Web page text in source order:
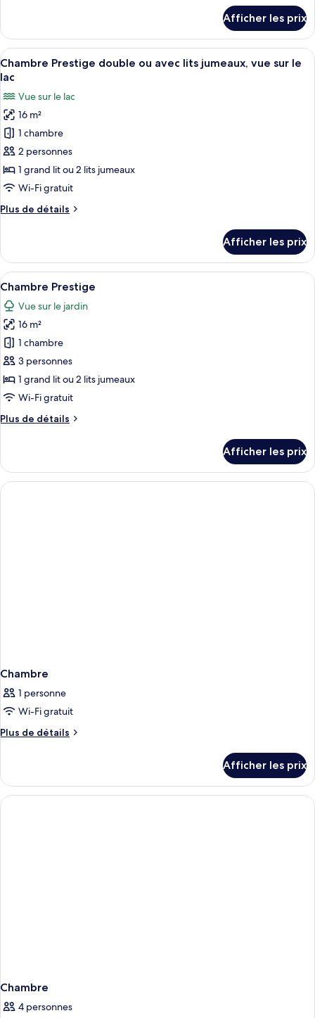
ou
avec
lits
Chambre
Prestige
double
ou
lits
jumeaux
Afficher les prix
Afficher
toutes
photos
pour
ce
type
de
chambre :
Prestige
avec
lits
jumeaux,
vue
sur
le
lac
Une chambre d’hôtel avec un
8
Chambre Prestige double ou avec lits jumeaux, vue sur le
lac
Vue sur le lac
16 m²
1 chambre
2 personnes
1 grand lit ou 2 lits jumeaux
Wi-Fi gratuit
Plus de détails
Plus
Chambre
Prestige
double
ou
avec
lits
jumeaux,
vue
sur
le
lac
Afficher les prix
Afficher
toutes
les
photos
pour
ce
type
de
chambre :
Chambre
Une chambre d’hôtel avec un
6
Chambre Prestige
Vue sur le jardin
16 m²
1 chambre
3 personnes
1 grand lit ou 2 lits jumeaux
Wi-Fi gratuit
Plus de détails
Plus
Chambre
Prestige
Afficher les prix
Chambre
1 personne
Wi-Fi gratuit
Plus de détails
Plus
Chambre
Afficher les prix
Chambre
4 personnes